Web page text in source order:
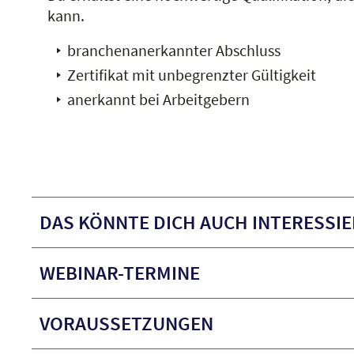
kann.
branchenanerkannter Abschluss
Zertifikat mit unbegrenzter Gültigkeit
anerkannt bei Arbeitgebern
DAS KÖNNTE DICH AUCH
WEBINAR-TERMINE
VORAUSSETZUNGEN